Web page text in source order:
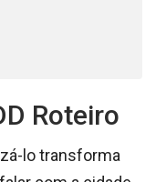
Roteiro
lo transforma